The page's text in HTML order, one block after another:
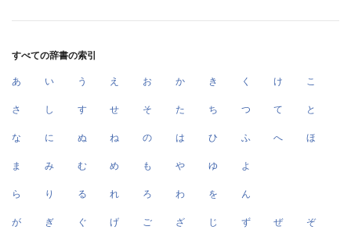
すべての辞書の索引
あ い う え お か き く け こ
さ し す せ そ た ち つ て と
な に ぬ ね の は ひ ふ へ ほ
ま み む め も や ゆ よ
ら り る れ ろ わ を ん
が ぎ ぐ げ ご ざ じ ず ぜ ぞ